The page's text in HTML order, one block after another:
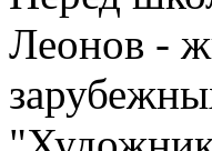
Леонов -